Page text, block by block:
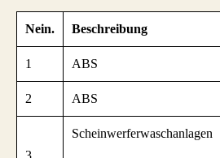
Nein. Beschreibung
1 ABS
2 ABS
3
Scheinwerferwaschanlagen